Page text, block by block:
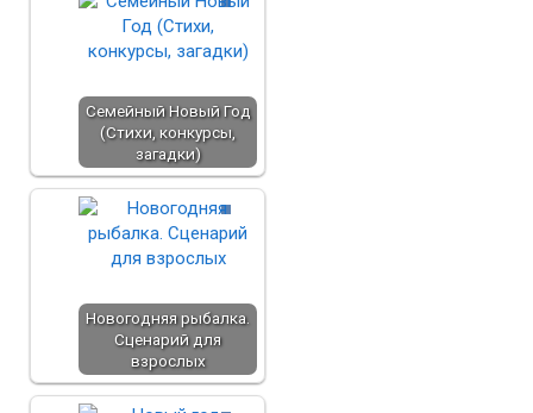
Семейный Новый Год
(Стихи, конкурсы,
загадки)
Новогодняя рыбалка.
Сценарий для
взрослых